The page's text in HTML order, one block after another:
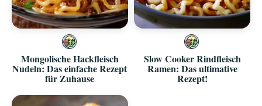
Mongolische Hackfleisch
Nudeln: Das einfache Rezept
für Zuhause
Slow Cooker Rindfleisch
Ramen: Das ultimative
Rezept!